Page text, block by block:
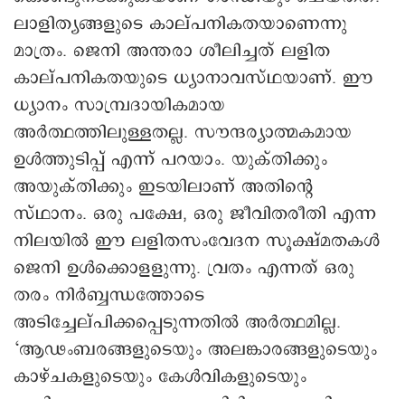
ലാളിത്യങ്ങളുടെ കാല്പനികതയാണെന്നു
മാത്രം. ജെനി അന്തരാ ശീലിച്ചത് ലളിത
കാല്പനികതയുടെ ധ്യാനാവസ്ഥയാണ്. ഈ
ധ്യാനം സാമ്പ്രദായികമായ
അര്‍ത്ഥത്തിലുള്ളതല്ല. സൗന്ദര്യാത്മകമായ
ഉള്‍ത്തുടിപ്പ് എന്ന് പറയാം. യുക്തിക്കും
അയുക്തിക്കും ഇടയിലാണ് അതിന്റെ
സ്ഥാനം. ഒരു പക്ഷേ, ഒരു ജീവിതരീതി എന്ന
നിലയില്‍ ഈ ലളിതസംവേദന സൂക്ഷ്മതകള്‍
ജെനി ഉള്‍ക്കൊളളുന്നു. വ്രതം എന്നത് ഒരു
തരം നിര്‍ബ്ബന്ധത്തോടെ
അടിച്ചേല്പിക്കപ്പെടുന്നതില്‍ അര്‍ത്ഥമില്ല.
‘ആഢംബരങ്ങളുടെയും അലങ്കാരങ്ങളുടെയും
കാഴ്ചകളുടെയും കേള്‍വികളുടെയും